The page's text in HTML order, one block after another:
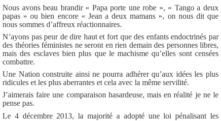
Nous avons beau brandir « Papa porte une robe », « Tango a deux
papas » ou bien encore « Jean a deux mamans », on nous dit que
nous sommes d’affreux réactionnaires.
N’ayons pas peur de dire haut et fort que des enfants endoctrinés par
des théories féministes ne seront en rien demain des personnes libres,
mais des esclaves bien plus que le machisme qu’elles sont censées
combattre.
Une Nation construite ainsi ne pourra adhérer qu’aux idées les plus
ridicules et les plus aberrantes et cela avec la même servilité.
J’aimerais faire une comparaison hasardeuse, mais en réalité je ne le
pense pas.
Le 4 décembre 2013, la majorité a adopté une loi pénalisant les